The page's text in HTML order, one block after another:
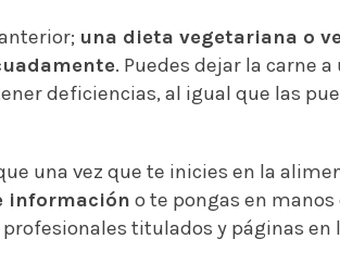
una dieta vegetariana o
. Puedes dejar la carne
deficiencias, al igual que las
una vez que te inicies en la
información o te pongas en
titulados y páginas en